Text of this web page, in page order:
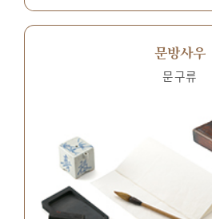
문방사우
문구류